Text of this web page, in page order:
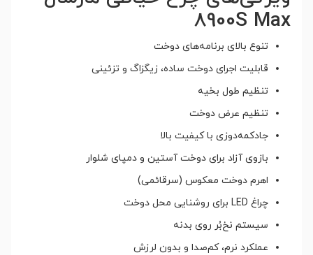
8900S Max
تنوع بالای برنامه‌های دوخت
قابلیت اجرای دوخت ساده، زیگزاگ و تزئینی
تنظیم طول بخیه
تنظیم عرض دوخت
جادکمه‌دوزی با کیفیت بالا
بازوی آزاد برای دوخت آستین و دمپای شلوار
اهرم دوخت معکوس (سرقائمی)
چراغ LED برای روشنایی محل دوخت
سیستم نخ‌بُر روی بدنه
عملکرد نرم، کم‌صدا و بدون لرزش